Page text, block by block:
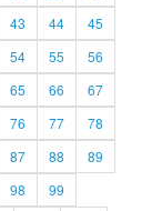
43 44
45
54 55
56
65 66
67
76 77
78
87 88
89
98
99